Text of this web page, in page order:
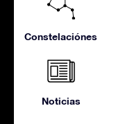
Constelaciónes
Noticias